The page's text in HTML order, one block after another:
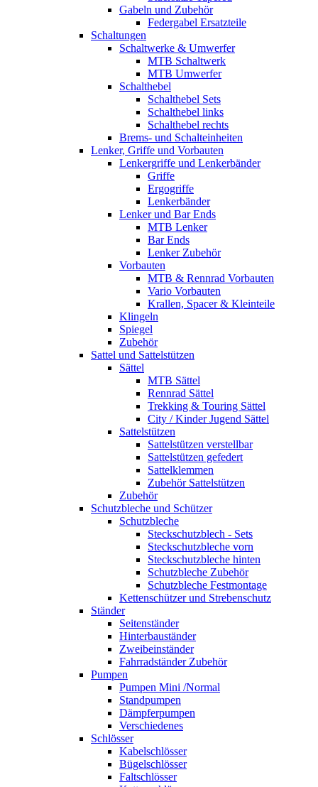
Gabeln und Zubehör
Federgabel Ersatzteile
Schaltungen
Schaltwerke & Umwerfer
MTB Schaltwerk
MTB Umwerfer
Schalthebel
Schalthebel Sets
Schalthebel links
Schalthebel rechts
Brems- und Schalteinheiten
Lenker, Griffe und Vorbauten
Lenkergriffe und Lenkerbänder
Griffe
Ergogriffe
Lenkerbänder
Lenker und Bar Ends
MTB Lenker
Bar Ends
Lenker Zubehör
Vorbauten
MTB & Rennrad Vorbauten
Vario Vorbauten
Krallen, Spacer & Kleinteile
Klingeln
Spiegel
Zubehör
Sattel und Sattelstützen
Sättel
MTB Sättel
Rennrad Sättel
Trekking & Touring Sättel
City / Kinder Jugend Sättel
Sattelstützen
Sattelstützen verstellbar
Sattelstützen gefedert
Sattelklemmen
Zubehör Sattelstützen
Zubehör
Schutzbleche und Schützer
Schutzbleche
Steckschutzblech - Sets
Steckschutzbleche vorn
Steckschutzbleche hinten
Schutzbleche Zubehör
Schutzbleche Festmontage
Kettenschützer und Strebenschutz
Ständer
Seitenständer
Hinterbauständer
Zweibeinständer
Fahrradständer Zubehör
Pumpen
Pumpen Mini /Normal
Standpumpen
Dämpferpumpen
Verschiedenes
Schlösser
Kabelschlösser
Bügelschlösser
Faltschlösser